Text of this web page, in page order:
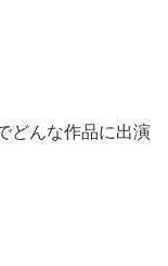
どんな作品に出演